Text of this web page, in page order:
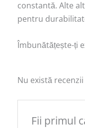
constantă. Alte
pentru
Îmbunătățește-ți
Nu există
Fii primul